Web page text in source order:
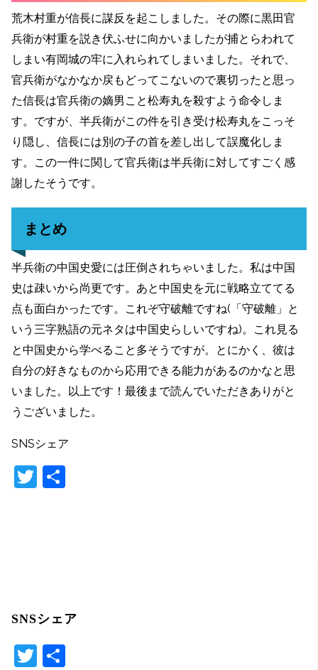
荒木村重が信長に謀反を起こしました。その際に黒田官
兵衛が村重を説き伏ふせに向かいましたが捕とらわれて
しまい有岡城の牢に入れられてしまいました。 それで、
官兵衛がなかなか戻もどってこないので裏切ったと思っ
た信長は官兵衛の嫡男こと松寿丸を殺すよう命令しま
す。ですが、半兵衛がこの件を引き受け松寿丸をこっそ
り隠し、信長には別の子の首を差し出して誤魔化しま
す。この一件に関して官兵衛は半兵衛に対してすごく感
謝したそうです。
まとめ
半兵衛の中国史愛には圧倒されちゃいました。私は中国
史は疎いから尚更です。あと中国史を元に戦略立ててる
点も面白かったです。これぞ守破離ですね(「守破離」と
いう三字熟語の元ネタは中国史らしいですね)。これ見る
と中国史から学べること多そうですが。とにかく、彼は
自分の好きなものから応用できる能力があるのかなと思
いました。以上です！最後まで読んでいただきありがと
うございました。
SNSシェア
T
SNSシェア
T